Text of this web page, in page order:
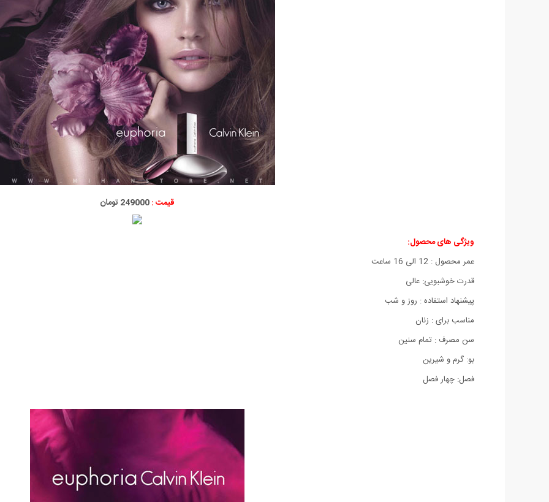
قیمت :249000 تومان
ویژگی های محصول:
عمر محصول : 12 الی 16 ساعت
قدرت خوشبویی: عالی
پیشنهاد استفاده : روز و شب
مناسب برای : زنان
سن مصرف : تمام سنین
بو: گرم و شیرین
فصل: چهار فصل